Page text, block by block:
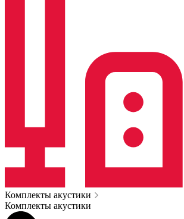
Комплекты акустики
Комплекты акустики